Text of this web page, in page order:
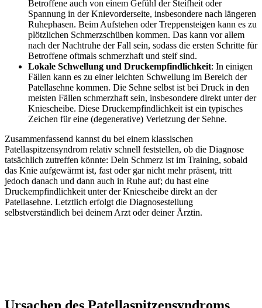
Betroffene auch von einem Gefühl der Steifheit oder
Spannung in der Knievorderseite, insbesondere nach längeren
Ruhephasen. Beim Aufstehen oder Treppensteigen kann es zu
plötzlichen Schmerzschüben kommen. Das kann vor allem
nach der Nachtruhe der Fall sein, sodass die ersten Schritte für
Betroffene oftmals schmerzhaft und steif sind.
Lokale Schwellung und Druckempfindlichkeit: In einigen
Fällen kann es zu einer leichten Schwellung im Bereich der
Patellasehne kommen. Die Sehne selbst ist bei Druck in den
meisten Fällen schmerzhaft sein, insbesondere direkt unter der
Kniescheibe. Diese Druckempfindlichkeit ist ein typisches
Zeichen für eine (degenerative) Verletzung der Sehne.
Zusammenfassend kannst du bei einem klassischen
Patellaspitzensyndrom relativ schnell feststellen, ob die Diagnose
tatsächlich zutreffen könnte: Dein Schmerz ist im Training, sobald
das Knie aufgewärmt ist, fast oder gar nicht mehr präsent, tritt
jedoch danach und dann auch in Ruhe auf; du hast eine
Druckempfindlichkeit unter der Kniescheibe direkt an der
Patellasehne. Letztlich erfolgt die Diagnosestellung
selbstverständlich bei deinem Arzt oder deiner Ärztin.
Ursachen des Patellaspitzensyndroms